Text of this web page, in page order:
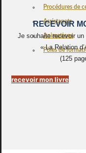
Procédures de
Assistanats
Animations
Pôles de
RECEVOIR
Je souhaite recevoir
« La Relation
(125
recevoir mon livre